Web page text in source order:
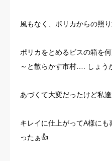
風もなく、ポリカからの照
ポリカをとめるビスの箱を
～と散らかす市村…. しょう
あづくて大変だったけど私
キレイに仕上がってA様に
ったぁ👍
会社概要